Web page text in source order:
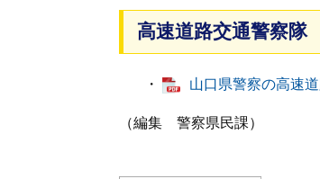
高速道路交通警察隊
・ 山口県警察の高速
（編集 警察県民課）